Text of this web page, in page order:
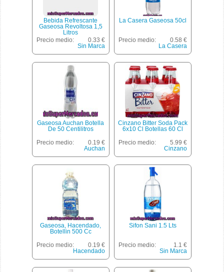
Bebida Refrescante
Gaseosa Revoltosa 1,5
Litros
Precio medio:
0.33 €
Sin Marca
La Casera Gaseosa 50cl
Precio medio:
0.58 €
La Casera
Gaseosa Auchan Botella
De 50 Centilitros
Precio medio:
0.19 €
Auchan
Cinzano Bitter Soda Pack
6x10 Cl Botellas 60 Cl
Precio medio:
5.99 €
Cinzano
Gaseosa, Hacendado,
Botellin 500 Cc
Precio medio:
0.19 €
Hacendado
Sifon Sani 1.5 Lts
Precio medio:
1.1 €
Sin Marca